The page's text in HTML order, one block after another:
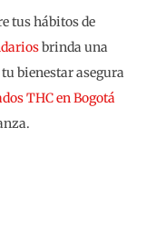
tus hábitos de
brinda una
bienestar asegura
THC en Bogotá